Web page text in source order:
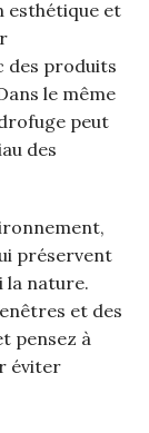
esthétique et
des produits
le même
peut
des
préservent
la nature.
et des
pensez à
éviter